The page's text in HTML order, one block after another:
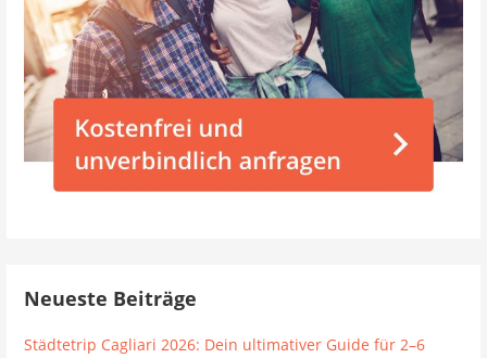
Neueste Beiträge
Städtetrip Cagliari 2026: Dein ultimativer Guide für 2–6